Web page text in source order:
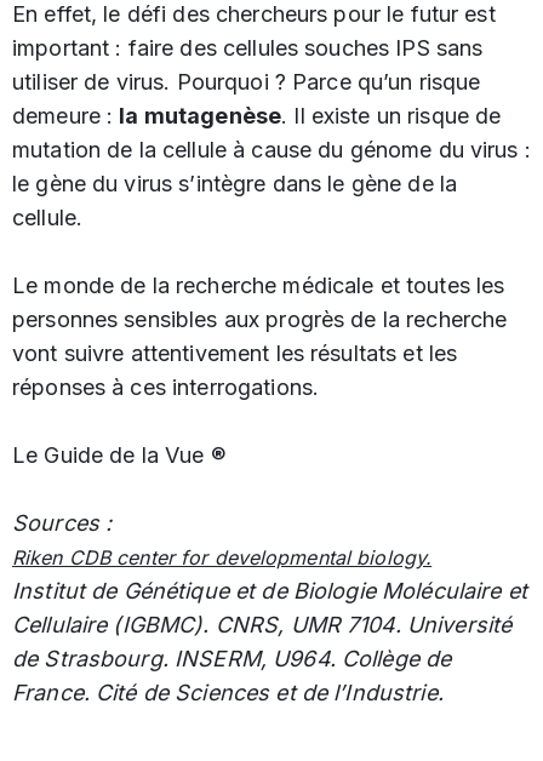
En effet, le défi des chercheurs pour le futur est
important : faire des cellules souches IPS sans
utiliser de virus. Pourquoi ? Parce qu’un risque
demeure : la mutagenèse. Il existe un risque de
mutation de la cellule à cause du génome du virus :
le gène du virus s’intègre dans le gène de la
cellule.
Le monde de la recherche médicale et toutes les
personnes sensibles aux progrès de la recherche
vont suivre attentivement les résultats et les
réponses à ces interrogations.
Le Guide de la Vue ®
Sources :
Riken CDB center for developmental biology.
Institut de Génétique et de Biologie Moléculaire et
Cellulaire (IGBMC). CNRS, UMR 7104. Université
de Strasbourg. INSERM, U964. Collège de
France. Cité de Sciences et de l’Industrie.